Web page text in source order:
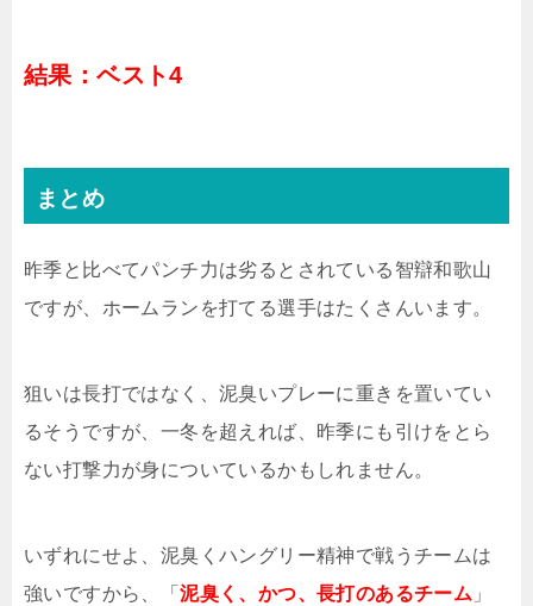
結果：ベスト4
まとめ
昨季と比べてパンチ力は劣るとされている智辯和歌山
ですが、ホームランを打てる選手はたくさんいます。
狙いは長打ではなく、泥臭いプレーに重きを置いてい
るそうですが、一冬を超えれば、昨季にも引けをとら
ない打撃力が身についているかもしれません。
いずれにせよ、泥臭くハングリー精神で戦うチームは
強いですから、「泥臭く、かつ、長打のあるチーム 」